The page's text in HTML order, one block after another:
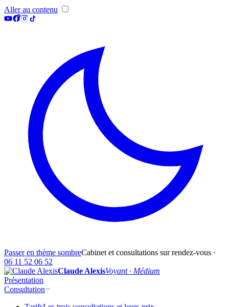
Aller au contenu
Passer en thème sombreCabinet et consultations sur rendez-vous ·
06 11 52 06 52
Claude AlexisVoyant · Médium
Présentation
Consultation